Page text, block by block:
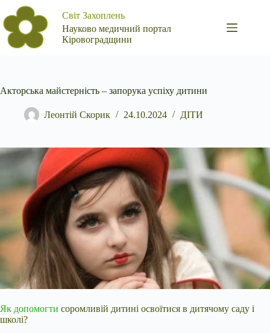
Перейти
до
вмісту
Світ Захоплень
Науково медичний портал
Кіровоградщини
Акторська майстерність – запорука успіху дитини
Леонтій Скорик 24.10.2024 ДІТИ
Як допомогти соромливій дитині освоїтися в дитячому саду і
школі?